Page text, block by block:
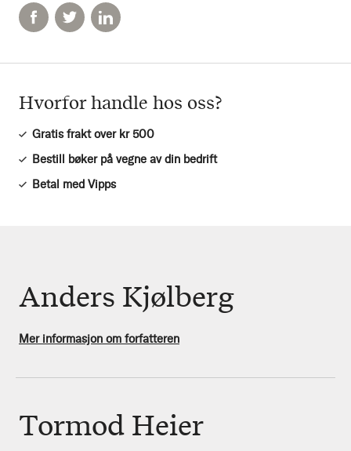
Hvorfor handle hos oss?
Gratis frakt over kr 500
Bestill bøker på vegne av din bedrift
Betal med Vipps
Anders Kjølberg
Mer informasjon om forfatteren
Tormod Heier